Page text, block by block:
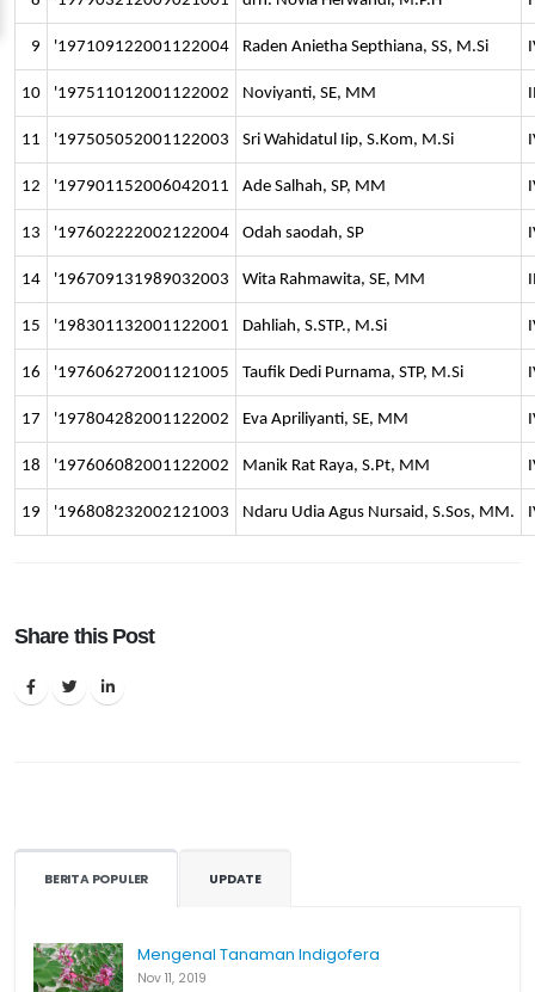
9 '197109122001122004 Raden Anietha Septhiana, SS, M.Si
10 '197511012001122002 Noviyanti, SE, MM
11 '197505052001122003 Sri Wahidatul Iip, S.Kom, M.Si
12 '197901152006042011 Ade Salhah, SP, MM
13 '197602222002122004 Odah saodah, SP
14 '196709131989032003 Wita Rahmawita, SE, MM
15 '198301132001122001 Dahliah, S.STP., M.Si
16 '197606272001121005 Taufik Dedi Purnama, STP, M.Si
17 '197804282001122002 Eva Apriliyanti, SE, MM
18 '197606082001122002 Manik Rat Raya, S.Pt, MM
19 '196808232002121003 Ndaru Udia Agus Nursaid, S.Sos, MM.
Share this Post
BERITA POPULER UPDATE
Mengenal Tanaman Indigofera
Nov 11, 2019